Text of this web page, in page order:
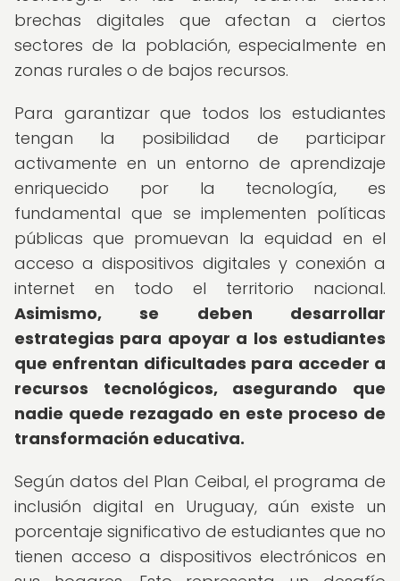
brechas digitales que afectan a ciertos
sectores de la población, especialmente en
zonas rurales o de bajos recursos.
Para garantizar que todos los estudiantes
tengan la posibilidad de participar
activamente en un entorno de aprendizaje
enriquecido por la tecnología, es
fundamental que se implementen políticas
públicas que promuevan la equidad en el
acceso a dispositivos digitales y conexión a
internet en todo el territorio nacional.
Asimismo, se deben desarrollar
estrategias para apoyar a los estudiantes
que enfrentan dificultades para acceder a
recursos tecnológicos, asegurando que
nadie quede rezagado en este proceso de
transformación educativa.
Según datos del Plan Ceibal, el programa de
inclusión digital en Uruguay, aún existe un
porcentaje significativo de estudiantes que no
tienen acceso a dispositivos electrónicos en